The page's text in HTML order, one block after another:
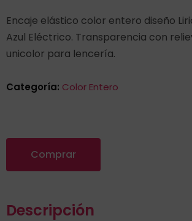
Encaje elástico color entero diseño
Azul Eléctrico. Transparencia con
unicolor para lencería.
Categoría: Color Entero
Comprar
Descripción